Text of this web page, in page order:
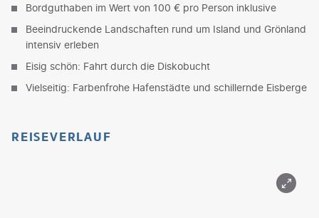
Bordguthaben im Wert von 100 € pro Person inklusive
Beeindruckende Landschaften rund um Island und Grönland
intensiv erleben
Eisig schön: Fahrt durch die Diskobucht
Vielseitig: Farbenfrohe Hafenstädte und schillernde Eisberge
REISEVERLAUF